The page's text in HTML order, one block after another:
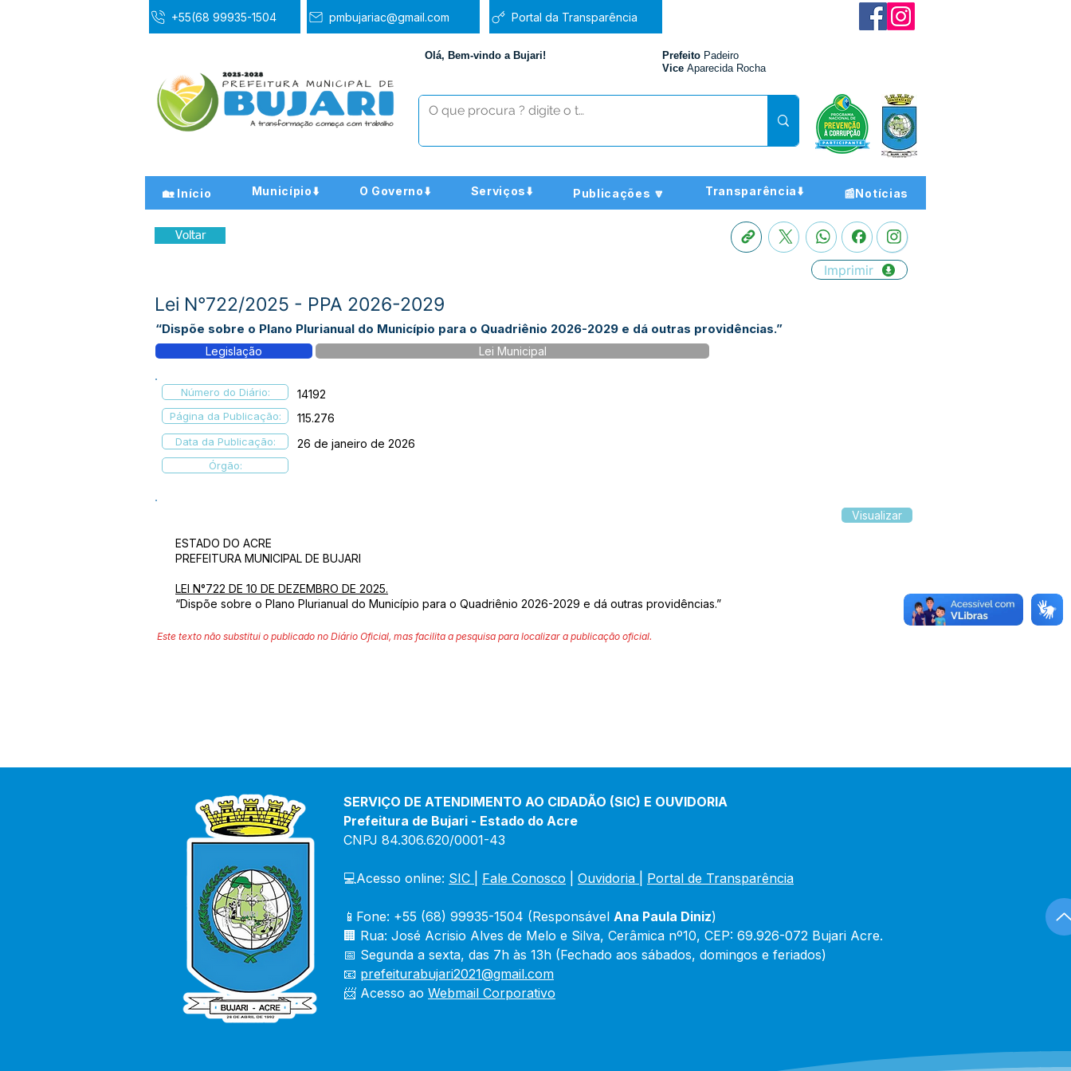
+55(68 99935-1504 pmbujariac@gmail.com Portal da Transparência
Olá, Bem-vindo a Bujari! Prefeito Padeiro
Vice Aparecida Rocha
🏡 Início Município⬇️ O Governo⬇️ Serviços⬇️ Publicações 🔽 Transparência⬇️ 📰Notícias
Voltar
Imprimir
Lei N°722/2025 - PPA 2026-2029
“Dispõe sobre o Plano Plurianual do Município para o Quadriênio 2026-2029 e dá outras providências.”
Legislação Lei Municipal
Número do Diário: 14192
Página da Publicação: 115.276
Data da Publicação: 26 de janeiro de 2026
Órgão:
Visualizar
ESTADO DO ACRE
PREFEITURA MUNICIPAL DE BUJARI
LEI N°722 DE 10 DE DEZEMBRO DE 2025.
“Dispõe sobre o Plano Plurianual do Município para o Quadriênio 2026-2029 e dá outras providências.”
Este texto não substitui o publicado no Diário Oficial, mas facilita a pesquisa para localizar a publicação oficial.
SERVIÇO DE ATENDIMENTO AO CIDADÃO (SIC) E OUVIDORIA
Prefeitura de Bujari - Estado do Acre
CNPJ 84.306.620/0001-43
💻Acesso online: SIC Fale Conosco Ouvidoria Portal de Transparência
📱Fone: +55 (68) 99935-1504 (Responsável Ana Paula Diniz)
🏢 Rua: José Acrisio Alves de Melo e Silva, Cerâmica nº10, CEP: 69.926-072 Bujari Acre.
📅 Segunda a sexta, das 7h às 13h (Fechado aos sábados, domingos e feriados)
📧 prefeiturabujari2021@gmail.com
📨 Acesso ao Webmail Corporativo